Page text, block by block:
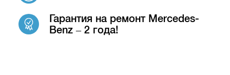
Гарантия на ремонт Mercedes-
Benz – 2 года!